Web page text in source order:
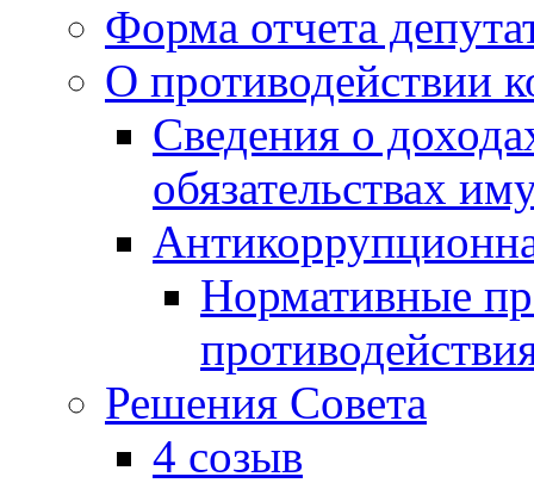
Форма отчета
О противодействии
Сведения о
обязательствах
Нормативные
Решения Совета
4 созыв